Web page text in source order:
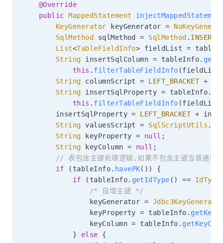
@Override
public MappedStatement
KeyGenerator keyGenerator =
SqlMethod
sqlMethod = SqlMethod .
List<TableFieldInfo> fieldList =
String insertSqlColumn = tableInfo.
this . filterTableFieldInfo (fieldList
String columnScript = LEFT_BRACKET +
String insertSqlProperty = tableInfo.
this . filterTableFieldInfo (fieldList
        insertSqlProperty
= LEFT_BRACKET +
String valuesScript = SqlScriptUtils .
String keyProperty = null ;
String keyColumn = null ;
// 表包含主键处理逻辑,如果不包含主键当普通字
if
( tableInfo. havePK( ) )
{
if
( tableInfo. getIdType ( ) == IdType
/* 自增主键 */
                keyGenerator
=
                keyProperty
= tableInfo .
                keyColumn
= tableInfo .
}
else
{